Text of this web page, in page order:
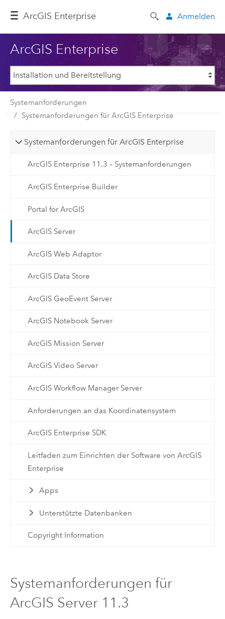
ArcGIS Enterprise Anmelden
ArcGIS Enterprise
Systemanforderungen
Systemanforderungen für ArcGIS Enterprise
Systemanforderungen für ArcGIS Enterprise
ArcGIS Enterprise 11.3 – Systemanforderungen
ArcGIS Enterprise Builder
Portal for ArcGIS
ArcGIS Server
ArcGIS Web Adaptor
ArcGIS Data Store
ArcGIS GeoEvent Server
ArcGIS Notebook Server
ArcGIS Mission Server
ArcGIS Video Server
ArcGIS Workflow Manager Server
Anforderungen an das Koordinatensystem
ArcGIS Enterprise SDK
Leitfaden zum Einrichten der Software von ArcGIS
Enterprise
Apps
Unterstützte Datenbanken
Copyright Information
Systemanforderungen für
ArcGIS Server 11.3